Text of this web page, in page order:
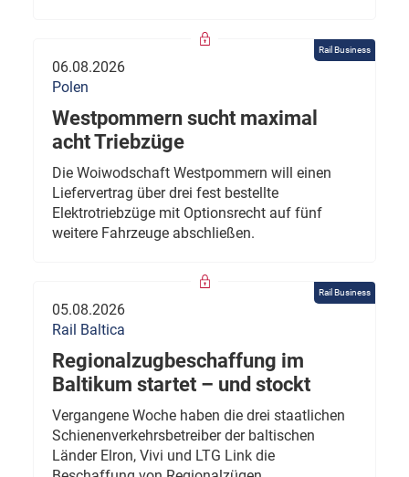
Rail Business
06.08.2026
Polen
Westpommern sucht maximal
acht Triebzüge
Die Woiwodschaft Westpommern will einen
Liefervertrag über drei fest bestellte
Elektrotriebzüge mit Optionsrecht auf fünf
weitere Fahrzeuge abschließen.
Rail Business
05.08.2026
Rail Baltica
Regionalzugbeschaffung im
Baltikum startet – und stockt
Vergangene Woche haben die drei staatlichen
Schienenverkehrsbetreiber der baltischen
Länder Elron, Vivi und LTG Link die